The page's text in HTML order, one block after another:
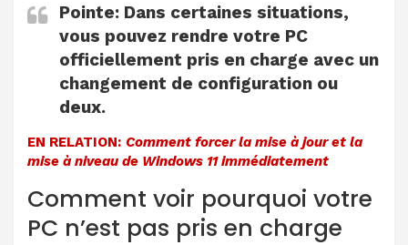
Pointe: Dans certaines situations,
vous pouvez rendre votre PC
officiellement pris en charge avec un
changement de configuration ou
deux.
EN RELATION: Comment forcer la mise à jour et la
mise à niveau de Windows 11 immédiatement
Comment voir pourquoi votre
PC n’est pas pris en charge